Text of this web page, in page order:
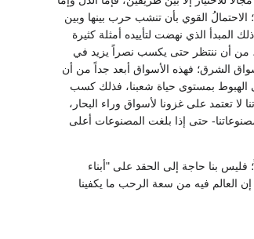
القوي بأن تنشب حرب بينها وبين
المبدأ الذي نهضت لتأييده أمثلة كثيرة
من أن ننتظر حتى يكسب نصراً يزيد في
الشرق؛ فهذه الأسواق أبعد جداً من أن
الهبوط بمستوى حياة شعبنا، فذلك كسب
تعتمد على غزونا لأسواق وراء البحار،
حتى إذا بلغت المصنوعات أعلى
فليس بنا حاجة إلى الحقد على "أبناء
العالم فيه من سعة الرحب ما يكفينا